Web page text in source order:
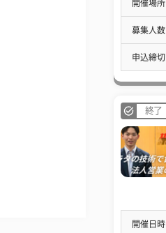
開催場所
募集人数
申込締切
終了
開催日時